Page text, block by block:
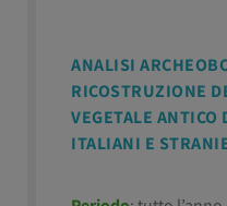
ANALISI
RICOSTRUZIONE
VEGETALE
ITALIANI E